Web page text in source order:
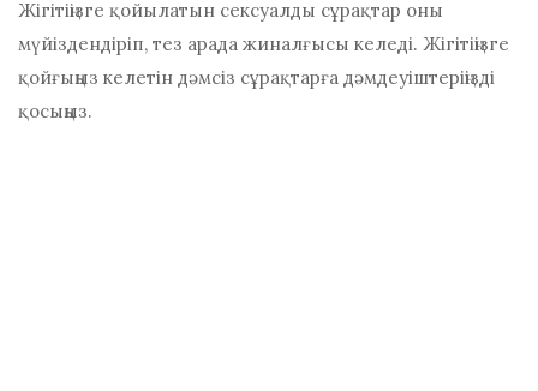
Жігітіңізге қойылатын сексуалды сұрақтар оны
мүйіздендіріп, тез арада жиналғысы келеді. Жігітіңізге
қойғыңыз келетін дәмсіз сұрақтарға дәмдеуіштеріңізді
қосыңыз.